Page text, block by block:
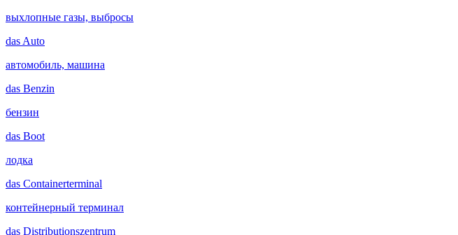
выхлопные газы, выбросы
das Auto
автомобиль, машина
das Benzin
бензин
das Boot
лодка
das Containerterminal
контейнерный терминал
das Distributionszentrum